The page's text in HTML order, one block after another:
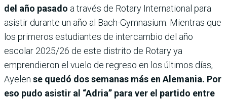
del año pasado a través de Rotary International para
asistir durante un año al Bach-Gymnasium. Mientras que
los primeros estudiantes de intercambio del año
escolar 2025/26 de este distrito de Rotary ya
emprendieron el vuelo de regreso en los últimos días,
Ayelen se quedó dos semanas más en Alemania. Por
eso pudo asistir al “Adria” para ver el partido entre